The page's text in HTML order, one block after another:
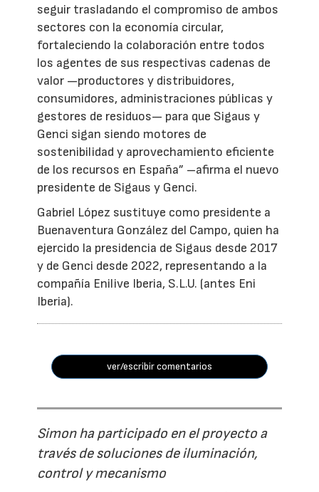
seguir trasladando el compromiso de ambos
sectores con la economía circular,
fortaleciendo la colaboración entre todos
los agentes de sus respectivas cadenas de
valor —productores y distribuidores,
consumidores, administraciones públicas y
gestores de residuos— para que Sigaus y
Genci sigan siendo motores de
sostenibilidad y aprovechamiento eficiente
de los recursos en España” –afirma el nuevo
presidente de Sigaus y Genci.
Gabriel López sustituye como presidente a
Buenaventura González del Campo, quien ha
ejercido la presidencia de Sigaus desde 2017
y de Genci desde 2022, representando a la
compañía Enilive Iberia, S.L.U. (antes Eni
Iberia).
ver/escribir comentarios
Simon ha participado en el proyecto a
través de soluciones de iluminación,
control y mecanismo